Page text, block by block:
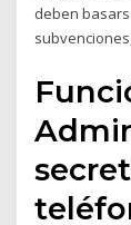
deben